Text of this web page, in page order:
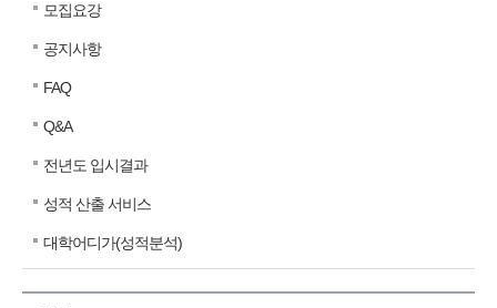
모집요강
공지사항
FAQ
Q&A
전년도 입시결과
성적 산출 서비스
대학어디가(성적분석)